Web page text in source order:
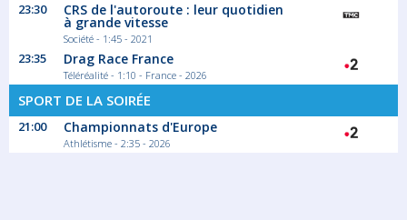
23:30 CRS de l'autoroute : leur quotidien
à grande vitesse
Société - 1:45 - 2021
23:35 Drag Race France
Téléréalité - 1:10 - France - 2026
SPORT DE LA SOIRÉE
21:00 Championnats d'Europe
Athlétisme - 2:35 - 2026